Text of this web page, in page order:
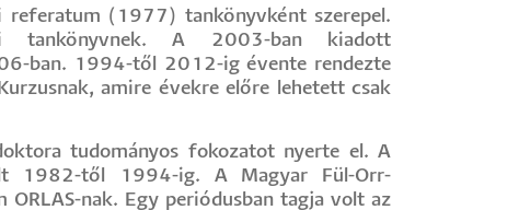
referatum (1977) tankönyvként szerepel.
tankönyvnek. A 2003-ban kiadott
ban. 1994-től 2012-ig évente rendezte
amire évekre előre lehetett csak
tudományos fokozatot nyerte el. A
1982-től 1994-ig. A Magyar Fül-Orr-
nak. Egy periódusban tagja volt az